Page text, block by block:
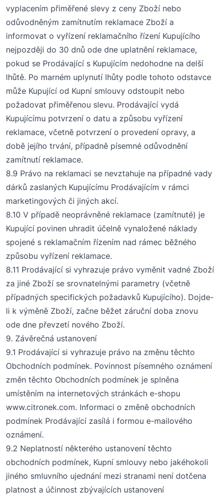
vyplacením přiměřené slevy z ceny Zboží nebo
odůvodněným zamítnutím reklamace Zboží a
informovat o vyřízení reklamačního řízení Kupujícího
nejpozději do 30 dnů ode dne uplatnění reklamace,
pokud se Prodávající s Kupujícím nedohodne na delší
lhůtě. Po marném uplynutí lhůty podle tohoto odstavce
může Kupující od Kupní smlouvy odstoupit nebo
požadovat přiměřenou slevu. Prodávající vydá
Kupujícímu potvrzení o datu a způsobu vyřízení
reklamace, včetně potvrzení o provedení opravy, a
době jejího trvání, případně písemné odůvodnění
zamítnutí reklamace.
8.9 Právo na reklamaci se nevztahuje na případné vady
dárků zaslaných Kupujícímu Prodávajícím v rámci
marketingových či jiných akcí.
8.10 V případě neoprávněné reklamace (zamítnuté) je
Kupující povinen uhradit účelně vynaložené náklady
spojené s reklamačním řízením nad rámec běžného
způsobu vyřízení reklamace.
8.11 Prodávající si vyhrazuje právo vyměnit vadné Zboží
za jiné Zboží se srovnatelnými parametry (včetně
případných specifických požadavků Kupujícího). Dojde-
li k výměně Zboží, začne běžet záruční doba znovu
ode dne převzetí nového Zboží.
9. Závěrečná ustanovení
9.1 Prodávající si vyhrazuje právo na změnu těchto
Obchodních podmínek. Povinnost písemného oznámení
změn těchto Obchodních podmínek je splněna
umístěním na internetových stránkách e-shopu
www.citronek.com. Informaci o změně obchodních
podmínek Prodávající zasílá i formou e-mailového
oznámení.
9.2 Neplatností některého ustanovení těchto
obchodních podmínek, Kupní smlouvy nebo jakéhokoli
jiného smluvního ujednání mezi stranami není dotčena
platnost a účinnost zbývajících ustanovení